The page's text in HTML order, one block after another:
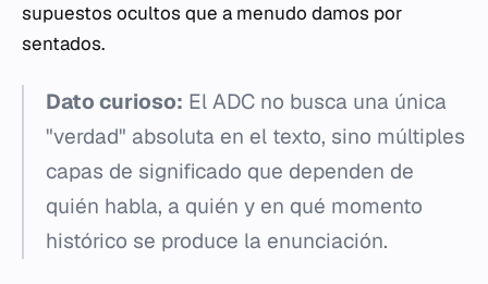
supuestos ocultos que a menudo damos por
sentados.
Dato curioso: El ADC no busca una única
"verdad" absoluta en el texto, sino múltiples
capas de significado que dependen de
quién habla, a quién y en qué momento
histórico se produce la enunciación.